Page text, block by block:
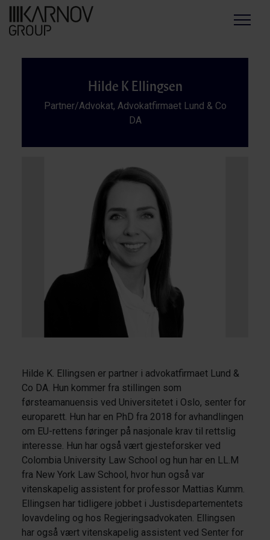
Menu
Hilde K Ellingsen
Partner/Advokat, Advokatfirmaet Lund & Co
DA
Hilde K. Ellingsen er partner i advokatfirmaet Lund &
Co DA. Hun kommer fra stillingen som
førsteamanuensis ved Universitetet i Oslo, senter for
europarett. Hun har en PhD fra 2018 for avhandlingen
om EU-rettens føringer på nasjonale krav til rettslig
interesse. Hun har også vært gjesteforsker ved
Colombia University Law School og hun har en LL.M
fra New York Law School, hvor hun også var
vitenskapelig assistent for professor Mattias Kumm.
Ellingsen har tidligere jobbet i Justisdepartementets
lovavdeling og hos Regjeringsadvokaten. Ellingsen
har også vært vitenskapelig assistent ved Senter for